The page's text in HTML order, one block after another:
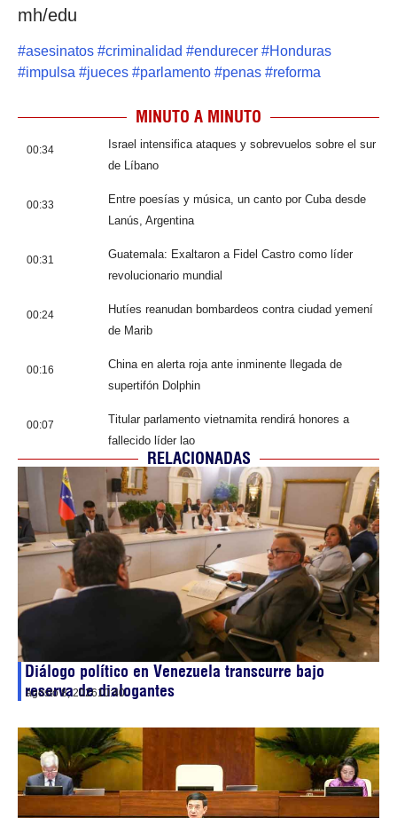
mh/edu
#asesinatos #criminalidad #endurecer #Honduras
#impulsa #jueces #parlamento #penas #reforma
MINUTO A MINUTO
00:34
Israel intensifica ataques y sobrevuelos sobre el sur
de Líbano
00:33
Entre poesías y música, un canto por Cuba desde
Lanús, Argentina
00:31
Guatemala: Exaltaron a Fidel Castro como líder
revolucionario mundial
00:24
Hutíes reanudan bombardeos contra ciudad yemení
de Marib
00:16
China en alerta roja ante inminente llegada de
supertifón Dolphin
00:07
Titular parlamento vietnamita rendirá honores a
fallecido líder lao
RELACIONADAS
Diálogo político en Venezuela transcurre bajo
reserva de dialogantes
agosto 8, 202610:40